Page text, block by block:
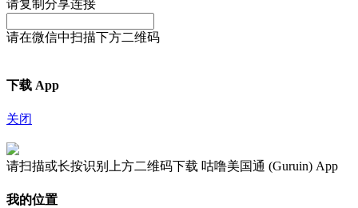
请复制分享连接
请在微信中扫描下方二维码
下载 App
关闭
请扫描或长按识别上方二维码下载 咕噜美国通 (Guruin) App
我的位置